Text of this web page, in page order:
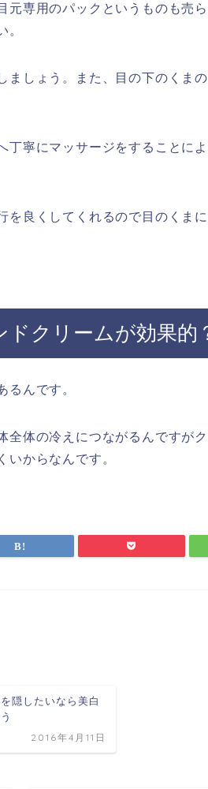
元専用のパックというものも売
。
しょう。また、目の下のくま
寧にマッサージをすることによ
を良くしてくれるので目のくま
クリームが効果的
るんです。
全体の冷えにつながるんですが
いからなんです。
を隠したいなら美白
2016年4月11日